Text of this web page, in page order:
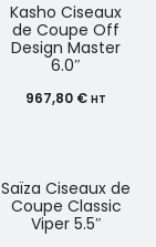
Kasho Ciseaux
de Coupe Off
Design Master
6.0″
967,80 € HT
Saïza Ciseaux de
Coupe Classic
Viper 5.5″